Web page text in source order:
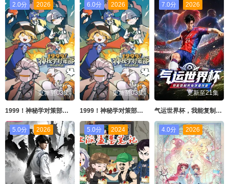
2.0分 2026
更新至03集
1999！神秘学对策部英配版
6.0分 2026
更新至03集
1999！神秘学对策部中配版
7.0分 2026
更新至21集
气运世界杯，我能复制所有球星技能
5.0分 2026 5.0分 2024 4.0分 2026